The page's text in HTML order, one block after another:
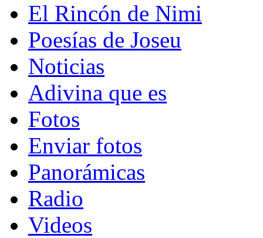
El Rincón de Nimi
Poesías de Joseu
Noticias
Adivina que es
Fotos
Enviar fotos
Panorámicas
Radio
Videos